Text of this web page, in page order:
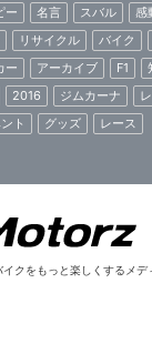
ー 名言 スバル 感
リサイクル バイク
ー アーカイブ F1
2016 ジムカーナ
ト グッズ レース
イクをもっと楽しくするメデ